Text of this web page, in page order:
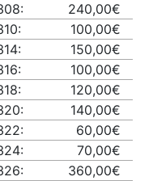
240,00€
100,00€
150,00€
100,00€
120,00€
140,00€
60,00€
70,00€
360,00€